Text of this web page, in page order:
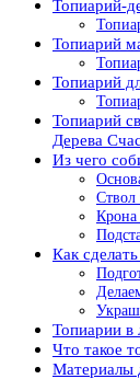
Топиарий-
Топиарий
Топиарий
Топиарий
Дерева
Из чего
Ствол
Крона
Как
Топиарии в
Что такое
Материалы